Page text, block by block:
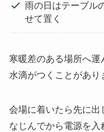
雨の日はテーブル
せて置く
寒暖差のある場所へ
水滴がつくことがあり
会場に着いたら先に
なじんでから電源を入